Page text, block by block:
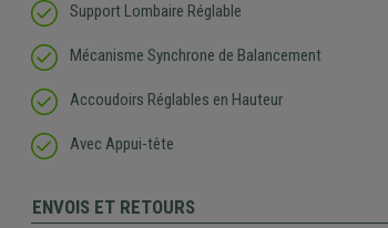
Support Lombaire Réglable
Mécanisme Synchrone de Balancement
Accoudoirs Réglables en Hauteur
Avec Appui-tête
ENVOIS ET RETOURS